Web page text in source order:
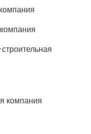
компания